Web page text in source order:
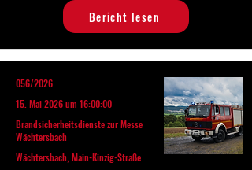
Bericht lesen
056/2026
15. Mai 2026 um 16:00:00
Brandsicherheitsdienste zur Messe
Wächtersbach
Wächtersbach, Main-Kinzig-Straße